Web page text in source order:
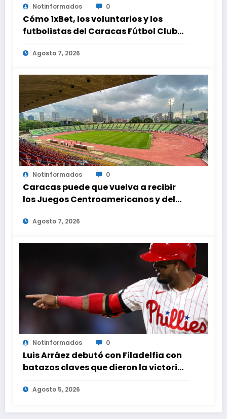
Notinformados 0
Cómo 1xBet, los voluntarios y los
futbolistas del Caracas Fútbol Club
juntaron fuerzas para ayudar a las
familias de Venezuela
Agosto 7, 2026
Notinformados 0
Caracas puede que vuelva a recibir
los Juegos Centroamericanos y del
Caribe tras mas de 70 años
Agosto 7, 2026
Notinformados 0
Luis Arráez debutó con Filadelfia con
batazos claves que dieron la victoria
ante Nacionales
Agosto 5, 2026